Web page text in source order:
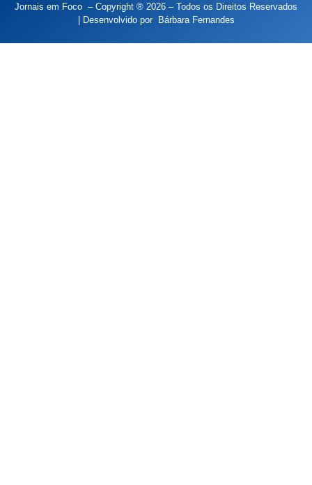
Jornais em Foco – Copyright ® 2026 – Todos os Direitos Reservados
| Desenvolvido por Bárbara Fernandes